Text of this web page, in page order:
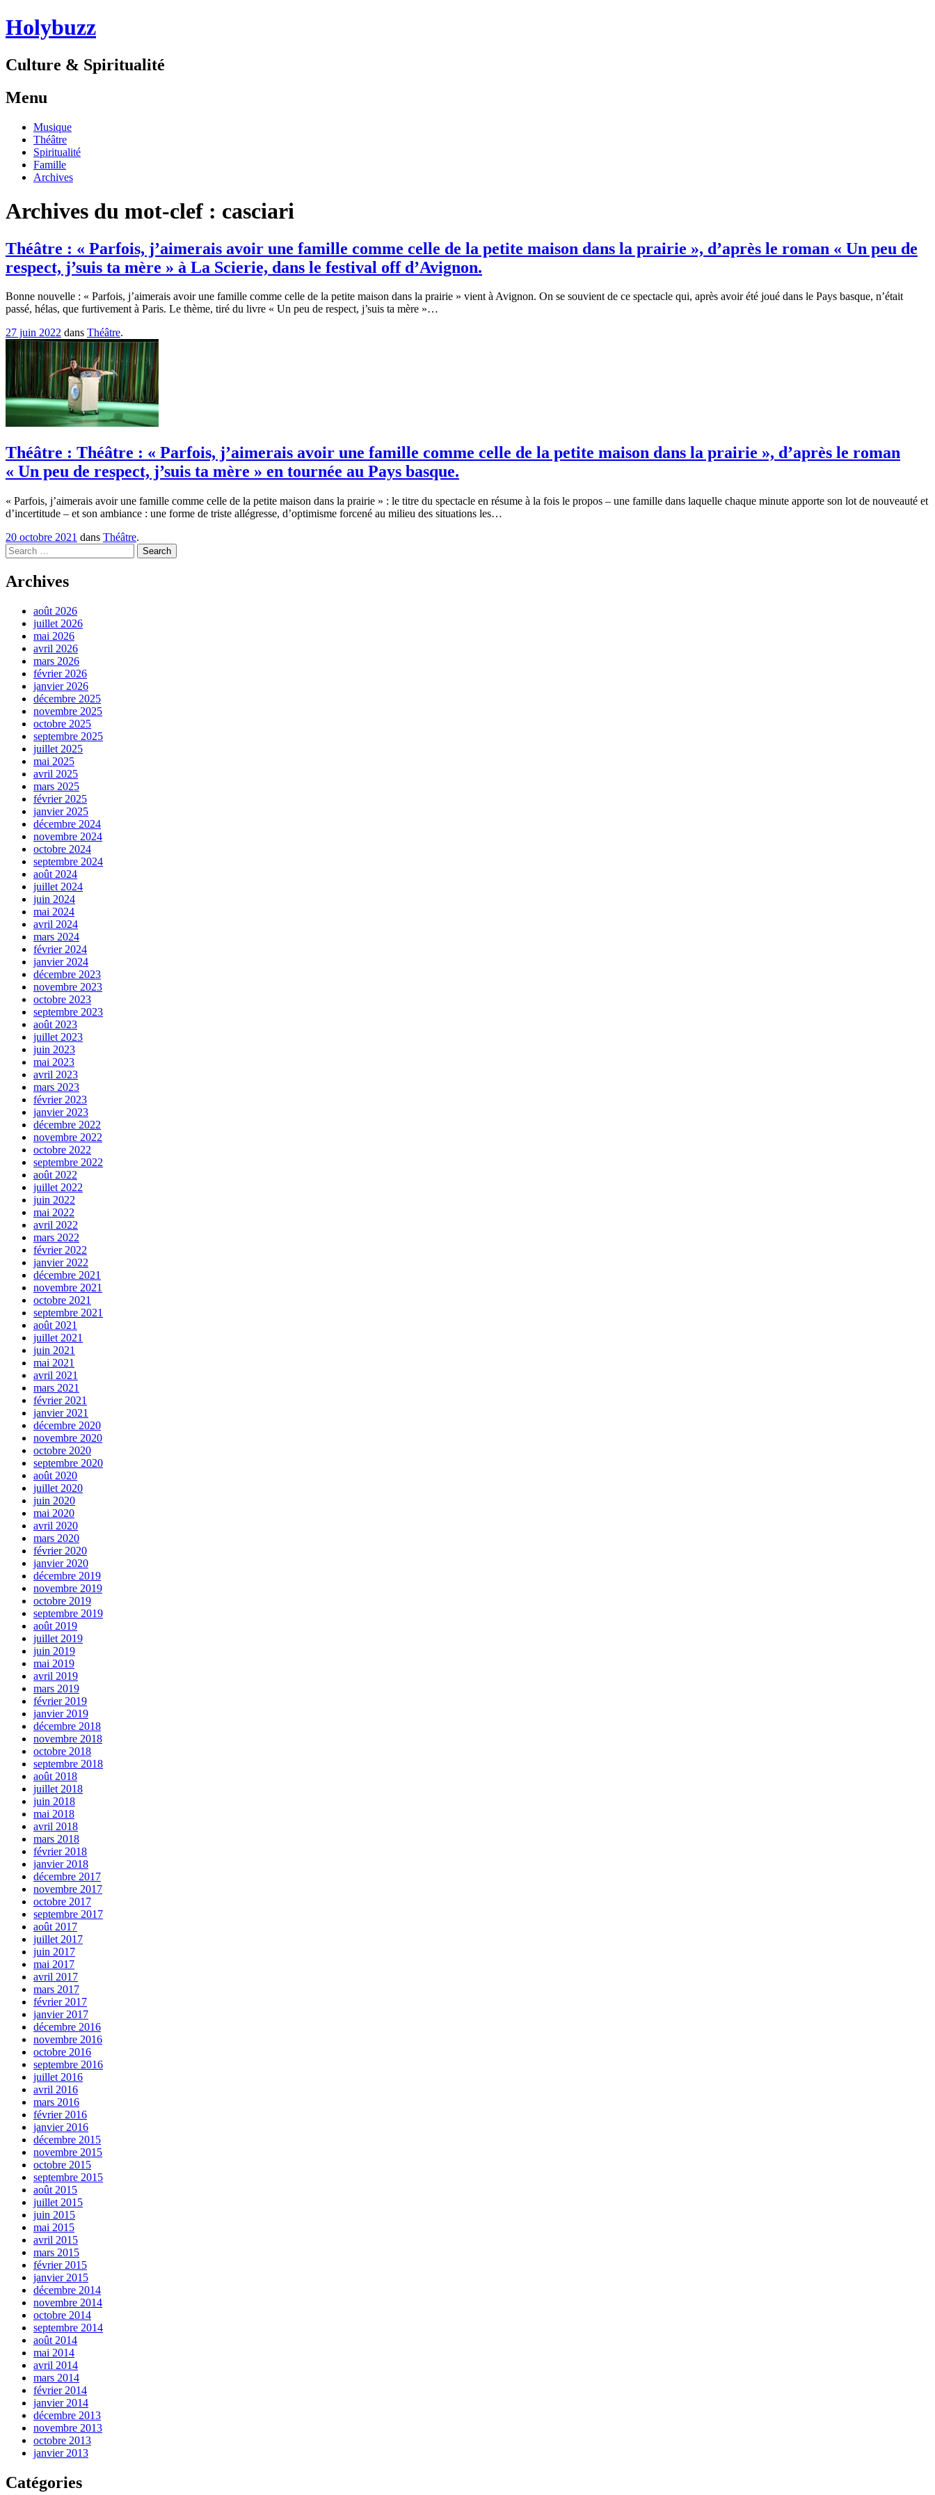
Holybuzz
Culture & Spiritualité
Menu
Aller
contenu
Musique
Théâtre
Spiritualité
Famille
Archives
Archives du mot-clef : casciari
Théâtre : « Parfois, j’aimerais avoir une famille comme celle de la petite maison dans la prairie », d’après le roman « Un peu de
respect, j’suis ta mère » à La Scierie, dans le festival off d’Avignon.
Bonne nouvelle : « Parfois, j’aimerais avoir une famille comme celle de la petite maison dans la prairie » vient à Avignon. On se souvient de ce spectacle qui, après avoir été joué dans le Pays basque, n’était
passé, hélas, que furtivement à Paris. Le thème, tiré du livre « Un peu de respect, j’suis ta mère »…
27 juin 2022 dans Théâtre.
Théâtre : Théâtre : « Parfois, j’aimerais avoir une famille comme celle de la petite maison dans la prairie », d’après le roman
« Un peu de respect, j’suis ta mère » en tournée au Pays basque.
« Parfois, j’aimerais avoir une famille comme celle de la petite maison dans la prairie » : le titre du spectacle en résume à la fois le propos – une famille dans laquelle chaque minute apporte son lot de nouveauté et
d’incertitude – et son ambiance : une forme de triste allégresse, d’optimisme forcené au milieu des situations les…
20 octobre 2021 dans Théâtre.
Search
Archives
août 2026
juillet 2026
mai 2026
avril 2026
mars 2026
février 2026
janvier 2026
décembre 2025
novembre 2025
octobre 2025
septembre 2025
juillet 2025
mai 2025
avril 2025
mars 2025
février 2025
janvier 2025
décembre 2024
novembre 2024
octobre 2024
septembre 2024
août 2024
juillet 2024
juin 2024
mai 2024
avril 2024
mars 2024
février 2024
janvier 2024
décembre 2023
novembre 2023
octobre 2023
septembre 2023
août 2023
juillet 2023
juin 2023
mai 2023
avril 2023
mars 2023
février 2023
janvier 2023
décembre 2022
novembre 2022
octobre 2022
septembre 2022
août 2022
juillet 2022
juin 2022
mai 2022
avril 2022
mars 2022
février 2022
janvier 2022
décembre 2021
novembre 2021
octobre 2021
septembre 2021
août 2021
juillet 2021
juin 2021
mai 2021
avril 2021
mars 2021
février 2021
janvier 2021
décembre 2020
novembre 2020
octobre 2020
septembre 2020
août 2020
juillet 2020
juin 2020
mai 2020
avril 2020
mars 2020
février 2020
janvier 2020
décembre 2019
novembre 2019
octobre 2019
septembre 2019
août 2019
juillet 2019
juin 2019
mai 2019
avril 2019
mars 2019
février 2019
janvier 2019
décembre 2018
novembre 2018
octobre 2018
septembre 2018
août 2018
juillet 2018
juin 2018
mai 2018
avril 2018
mars 2018
février 2018
janvier 2018
décembre 2017
novembre 2017
octobre 2017
septembre 2017
août 2017
juillet 2017
juin 2017
mai 2017
avril 2017
mars 2017
février 2017
janvier 2017
décembre 2016
novembre 2016
octobre 2016
septembre 2016
juillet 2016
avril 2016
mars 2016
février 2016
janvier 2016
décembre 2015
novembre 2015
octobre 2015
septembre 2015
août 2015
juillet 2015
juin 2015
mai 2015
avril 2015
mars 2015
février 2015
janvier 2015
décembre 2014
novembre 2014
octobre 2014
septembre 2014
août 2014
mai 2014
avril 2014
mars 2014
février 2014
janvier 2014
décembre 2013
novembre 2013
octobre 2013
janvier 2013
Catégories